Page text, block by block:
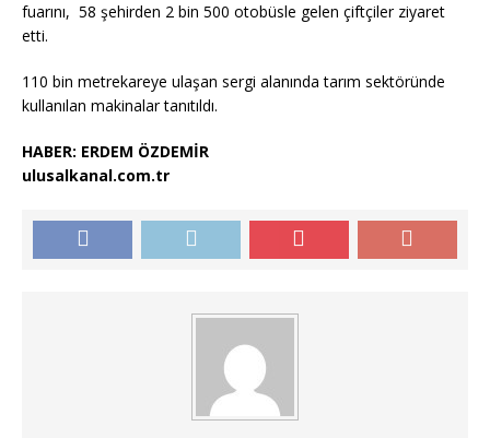
fuarını, 58 şehirden 2 bin 500 otobüsle gelen çiftçiler ziyaret
etti.
110 bin metrekareye ulaşan sergi alanında tarım sektöründe
kullanılan makinalar tanıtıldı.
HABER: ERDEM ÖZDEMİR
ulusalkanal.com.tr